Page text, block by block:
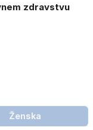
zdravstvu
Ženska